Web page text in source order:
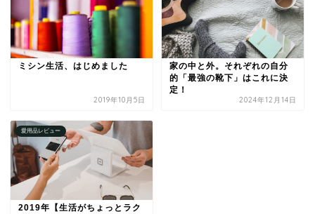
ミシン生活、はじめました
2019年10月5日
家の中と外。それぞれの自分
的「最強の靴下」はこれに決
定！
2024年12月14日
愛用品レビュー
2019年【生活がちょっとラク